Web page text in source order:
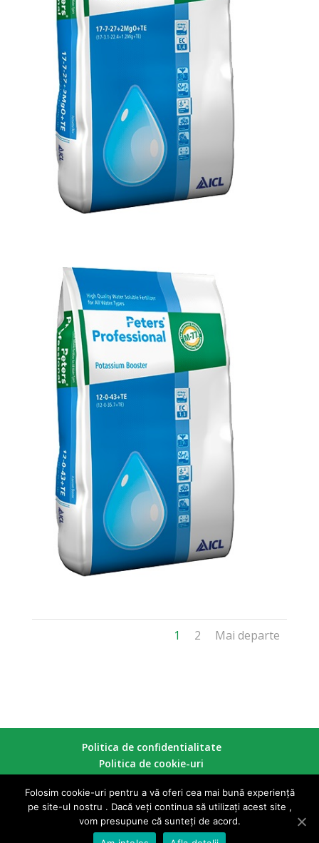
1 2 Mai departe
Politica de confidentialitate
Politica de cookie-uri
Copyright © 2026 Gloriosa Garden - Toate drepturile
rezervate
Folosim cookie-uri pentru a vă oferi cea mai bună experiență
pe site-ul nostru . Dacă veți continua să utilizați acest site ,
vom presupune că sunteți de acord.